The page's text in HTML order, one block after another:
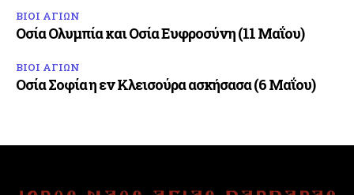
ΒΙΟΙ ΑΓΙΩΝ
Οσία Ολυμπία και Οσία Ευφροσύνη (11 Μαΐου)
ΒΙΟΙ ΑΓΙΩΝ
Οσία Σοφία η εν Κλεισούρα ασκήσασα (6 Μαΐου)